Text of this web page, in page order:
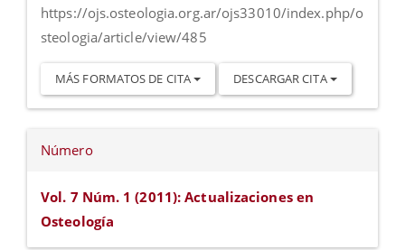
https://ojs.osteologia.org.ar/ojs33010/index.php/o
steologia/article/view/485
MÁS FORMATOS DE CITA DESCARGAR CITA
Número
Vol. 7 Núm. 1 (2011): Actualizaciones en
Osteología